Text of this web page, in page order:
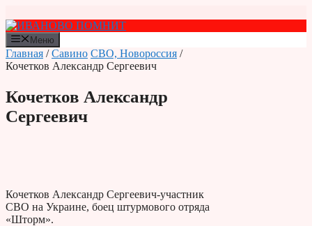
к
содержимому
Меню
Главная /Савино СВО, Новороссия /
Кочетков Александр Сергеевич
Кочетков Александр
Сергеевич
Кочетков Александр Сергеевич-участник
СВО на Украине, боец штурмового отряда
«Шторм».